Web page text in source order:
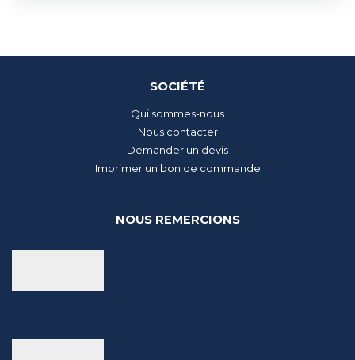
SOCIÉTÉ
Qui sommes-nous
Nous contacter
Demander un devis
Imprimer un bon de commande
NOUS REMERCIONS